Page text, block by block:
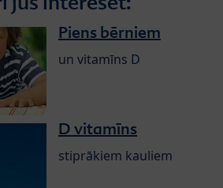
Piens bērniem
un vitamīns D
D vitamīns
stiprākiem kauliem